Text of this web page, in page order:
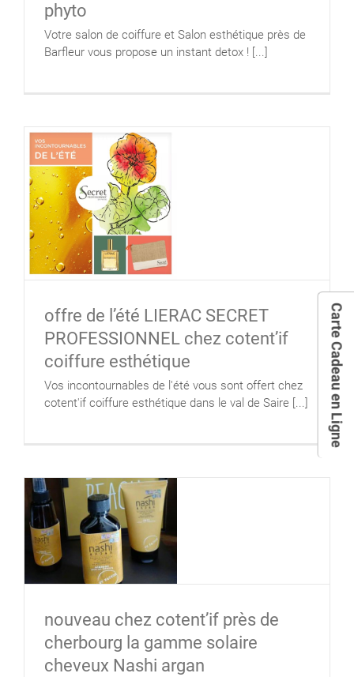
phyto
Votre salon de coiffure et Salon esthétique près de
Barfleur vous propose un instant detox ! [...]
offre de l’été LIERAC SECRET
PROFESSIONNEL chez cotent’if
coiffure esthétique
Vos incontournables de l'été vous sont offert chez
cotent'if coiffure esthétique dans le val de Saire [...]
nouveau chez cotent’if près de
cherbourg la gamme solaire
cheveux Nashi argan
Carte Cadeau en Ligne